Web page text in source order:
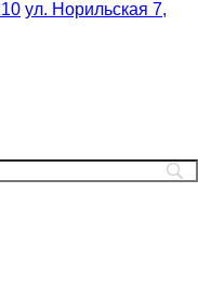
ул. Норильская 7,